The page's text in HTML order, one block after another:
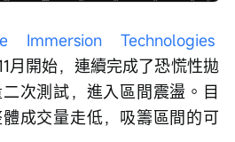
Immersion Technologies
月開始，連續完成了恐慌性拋
次測試，進入區間震盪。目
成交量走低，吸籌區間的可